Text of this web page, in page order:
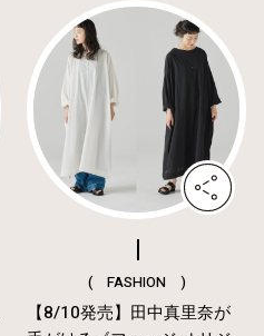
( FASHION )
【8/10発売】田中真里奈が